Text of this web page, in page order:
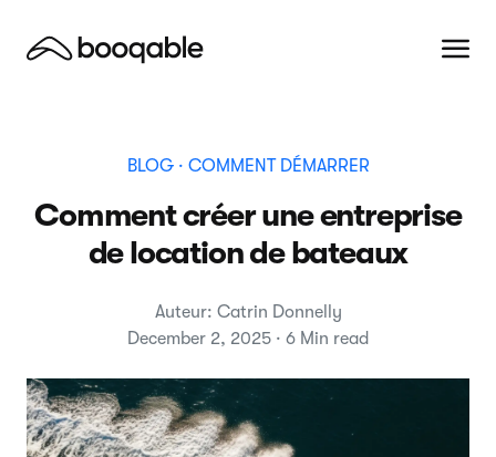
BLOG· COMMENT DÉMARRER
Comment créer une entreprise
de location de bateaux
Auteur: Catrin Donnelly
December 2, 2025 · 6 Min read